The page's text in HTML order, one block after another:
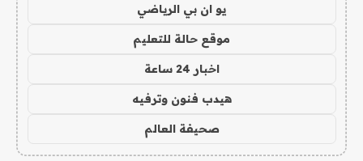
يو ان بي الرياضي
موقع حالة للتعليم
اخبار 24 ساعة
هيدب فنون وترفيه
صحيفة العالم